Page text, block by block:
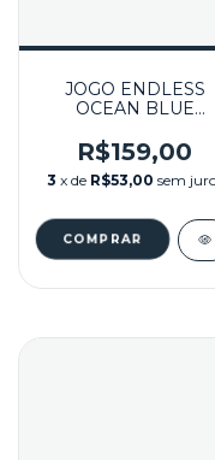
JOGO ENDLESS
OCEAN BLUE
WII
R$159,00
3 x de R$53,00 sem